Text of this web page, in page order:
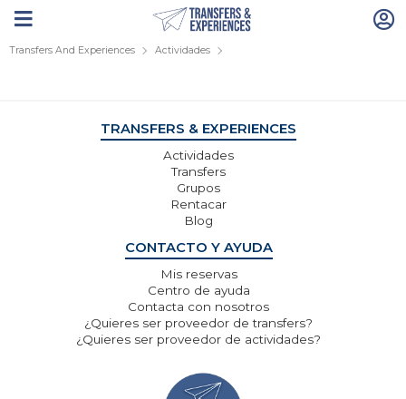
Transfers And Experiences Actividades
TRANSFERS & EXPERIENCES
Actividades
Transfers
Grupos
Rentacar
Blog
CONTACTO Y AYUDA
Mis reservas
Centro de ayuda
Contacta con nosotros
¿Quieres ser proveedor de transfers?
¿Quieres ser proveedor de actividades?